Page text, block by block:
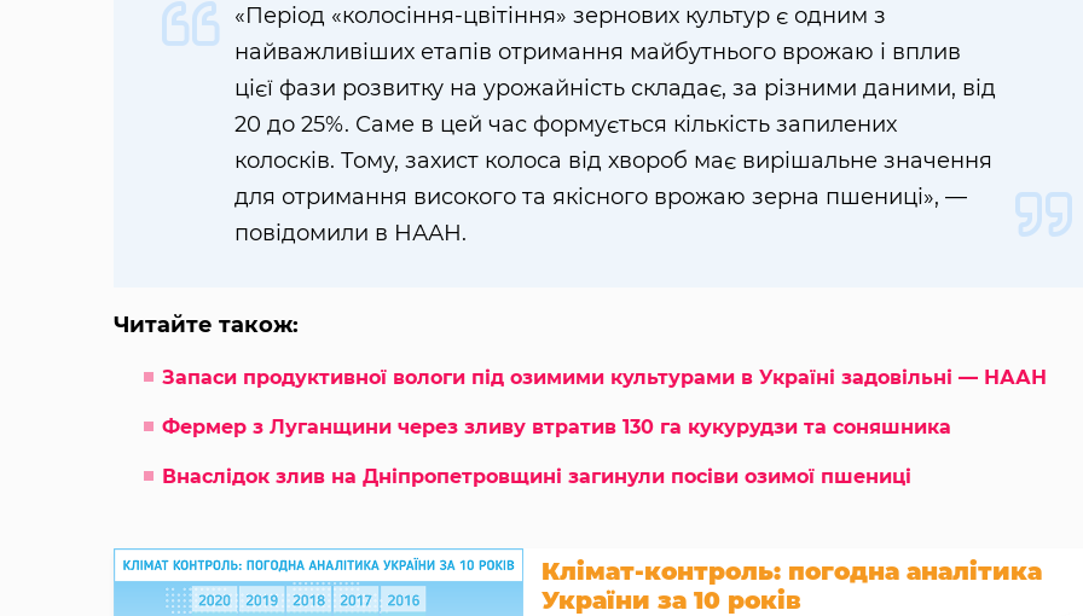
«Період «колосіння-цвітіння» зернових культур є одним з
найважливіших етапів отримання майбутнього врожаю і вплив
цієї фази розвитку на урожайність складає, за різними даними, від
20 до 25%. Саме в цей час формується кількість запилених
колосків. Тому, захист колоса від хвороб має вирішальне значення
для отримання високого та якісного врожаю зерна пшениці», —
повідомили в НААН.
Читайте також:
Запаси продуктивної вологи під озимими культурами в Україні задовільні — НААН
Фермер з Луганщини через зливу втратив 130 га кукурудзи та соняшника
Внаслідок злив на Дніпропетровщині загинули посіви озимої пшениці
Клімат-контроль: погодна аналітика
України за 10 років